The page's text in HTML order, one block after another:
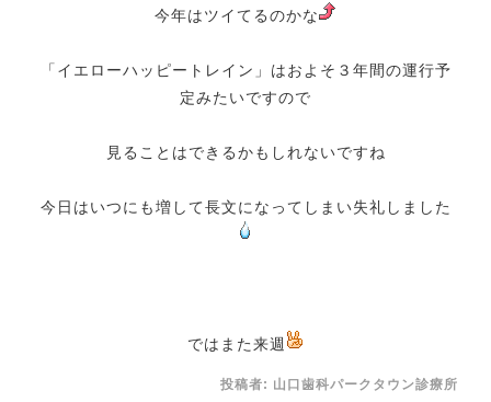
今年はツイてるのかな
「イエローハッピートレイン」はおよそ３年間の運行予
定みたいですので
見ることはできるかもしれないですね
今日はいつにも増して長文になってしまい失礼しました
ではまた来週
投稿者: 山口歯科パークタウン診療所